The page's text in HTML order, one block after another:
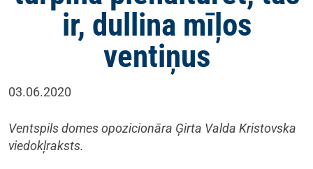
ir, dullina mīļos
ventiņus
03.06.2020
Ventspils domes opozicionāra Ģirta Valda Kristovska
viedokļraksts.